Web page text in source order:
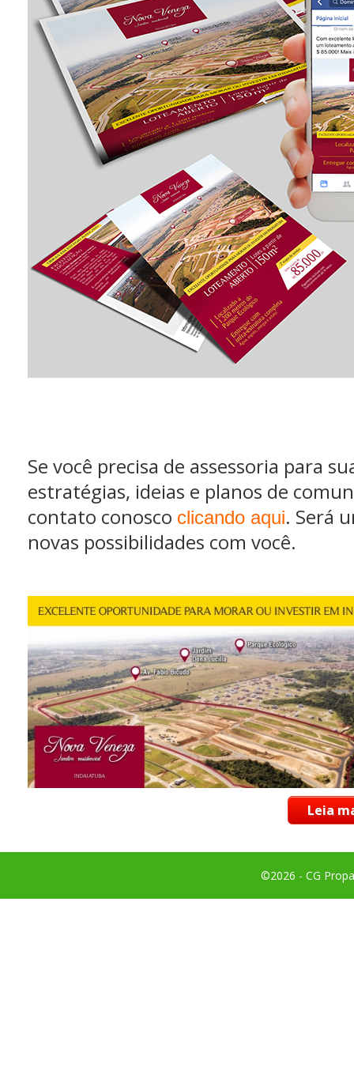
Se você precisa de assessoria para
estratégias, ideias e planos de
contato conosco clicando aqui. Será
novas possibilidades com você.
Leia
©2026 - CG